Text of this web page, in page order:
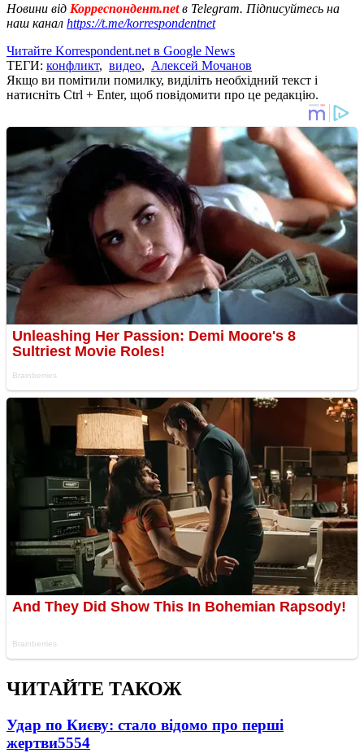
Новини від Корреспондент.netв Telegram. Підписуйтесь на
наш канал https://t.me/korrespondentnet
Читайте Korrespondent.net в Google News
ТЕГИ: конфликт, видео, Алексей Мочанов
Якщо ви помітили помилку, виділіть необхідний текст і
натисніть Ctrl + Enter, щоб повідомити про це редакцію.
ЧИТАЙТЕ ТАКОЖ
Удар по Києву: стало відомо про перші
жертви5554